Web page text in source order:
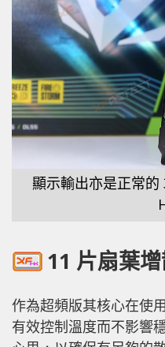
顯示輸出亦是正常
11 片扇葉
作為超頻版其核心在使
有效控制溫度而不影響